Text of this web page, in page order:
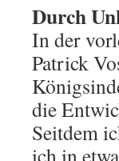
Durch
In der
Patrick
die
Seitdem
ich in